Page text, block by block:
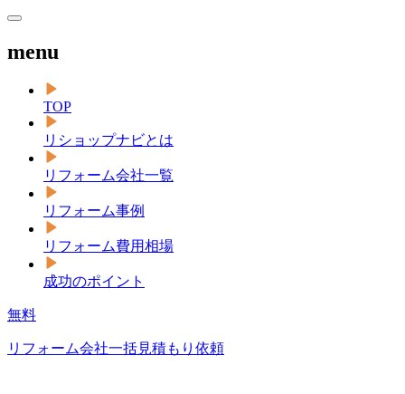
menu
TOP
リショップナビとは
リフォーム会社一覧
リフォーム事例
リフォーム費用相場
成功のポイント
無料
リフォーム会社一括見積もり依頼